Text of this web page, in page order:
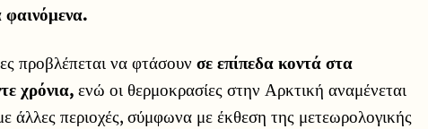
φαινόμενα.
προβλέπεται να φτάσουν σε επίπεδα κοντά στα
χρόνια, ενώ οι θερμοκρασίες στην Αρκτική αναμένεται
άλλες περιοχές, σύμφωνα με έκθεση της μετεωρολογικής